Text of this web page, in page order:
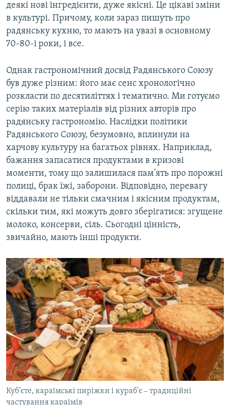
деякі нові інгредієнти, дуже якісні. Це цікаві зміни
в культурі. Причому, коли зараз пишуть про
радянську кухню, то мають на увазі в основному
70-80-і роки, і все.
Однак гастрономічний досвід Радянського Союзу
був дуже різним: його має сенс хронологічно
розкласти по десятиліттях і тематично. Ми готуємо
серію таких матеріалів від різних авторів про
радянську гастрономію. Наслідки політики
Радянського Союзу, безумовно, вплинули на
харчову культуру на багатьох рівнях. Наприклад,
бажання запасатися продуктами в кризові
моменти, тому що залишилася пам'ять про порожні
полиці, брак їжі, заборони. Відповідно, перевагу
віддавали не тільки смачним і якісним продуктам,
скільки тим, які можуть довго зберігатися: згущене
молоко, консерви, сіль. Сьогодні цінність,
звичайно, мають інші продукти.
Куб’єте, караїмські пиріжки і кураб'є – традиційні
частування караїмів